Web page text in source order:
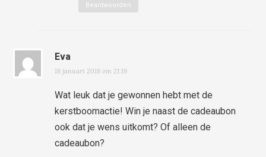
Beantwoorden
Eva
18 januari 2018 om 21:19
Wat leuk dat je gewonnen hebt met de
kerstboomactie! Win je naast de cadeaubon
ook dat je wens uitkomt? Of alleen de
cadeaubon?